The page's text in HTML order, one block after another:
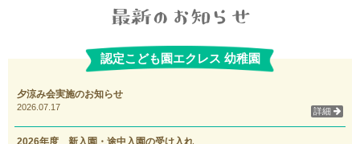
認定こども園エクレス 幼稚園
夕涼み会実施のお知らせ
2026.07.17 詳細
2026年度 新入園・途中入園の受け入れ